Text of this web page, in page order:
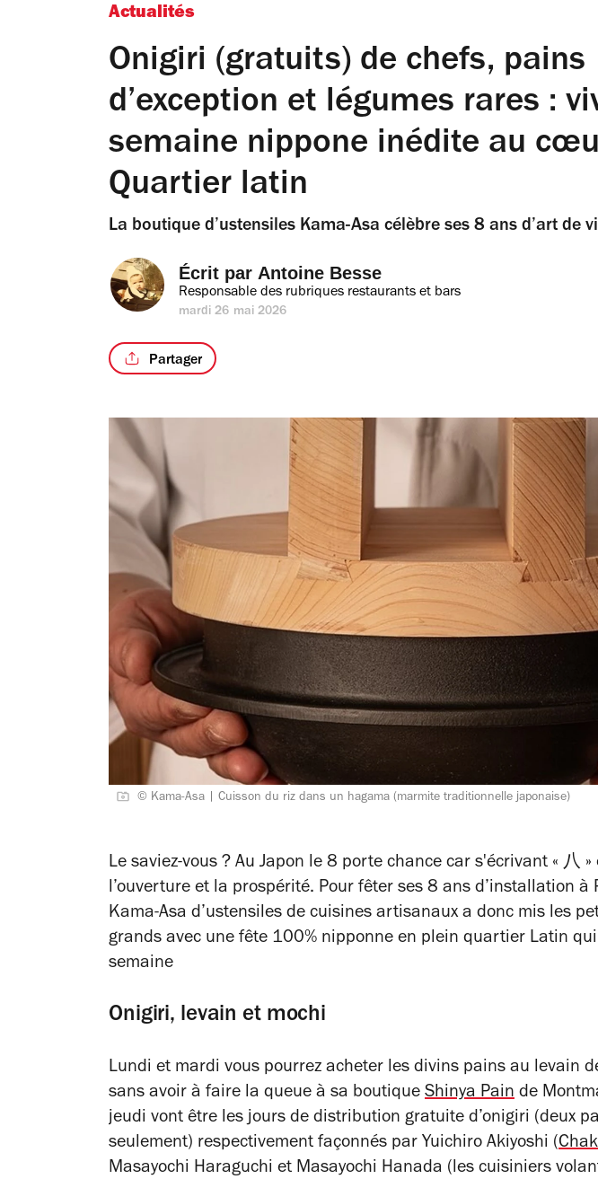
Actualités
Onigiri (gratuits) de chefs, pains
d’exception et légumes rares :
semaine nippone inédite au
Quartier latin
La boutique d’ustensiles Kama-Asa célèbre ses 8 ans d’art de
Écrit par Antoine Besse
Responsable des rubriques restaurants et bars
mardi 26 mai 2026
Partager
© Kama-Asa | Cuisson du riz dans un hagama (marmite traditionnelle japonaise)
Le saviez-vous ? Au Japon le 8 porte chance car s'écrivant « 八
l’ouverture et la prospérité. Pour fêter ses 8 ans d’installation à
Kama-Asa d’ustensiles de cuisines artisanaux a donc mis les
grands avec une fête 100% nipponne en plein quartier Latin qui
semaine
Onigiri, levain et mochi
Lundi et mardi vous pourrez acheter les divins pains au levain
sans avoir à faire la queue à sa boutique Shinya Pain de
jeudi vont être les jours de distribution gratuite d’onigiri (deux
seulement) respectivement façonnés par Yuichiro Akiyoshi (
Masayochi Haraguchi et Masayochi Hanada (les cuisiniers